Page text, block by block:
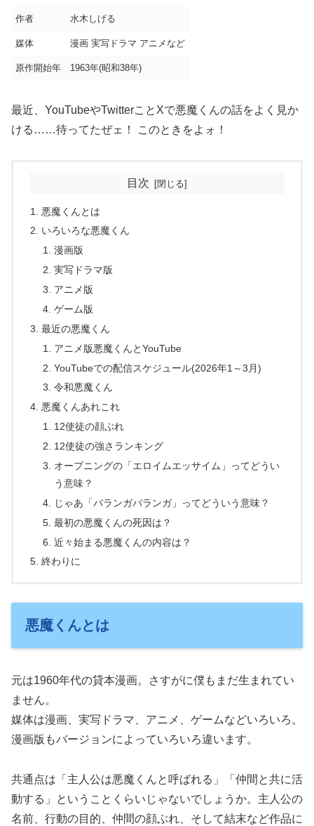
作者 水木しげる
媒体 漫画 実写ドラマ アニメなど
原作開始年 1963年(昭和38年)
最近、YouTubeやTwitterことXで悪魔くんの話をよく見か
ける……待ってたぜェ！ このときをよォ！
目次
悪魔くんとは
いろいろな悪魔くん
漫画版
実写ドラマ版
アニメ版
ゲーム版
最近の悪魔くん
アニメ版悪魔くんとYouTube
YouTubeでの配信スケジュール(2026年1～3月)
令和悪魔くん
悪魔くんあれこれ
12使徒の顔ぶれ
12使徒の強さランキング
オープニングの「エロイムエッサイム」ってどうい
う意味？
じゃあ「バランガバランガ」ってどういう意味？
最初の悪魔くんの死因は？
近々始まる悪魔くんの内容は？
終わりに
悪魔くんとは
元は1960年代の貸本漫画。さすがに僕もまだ生まれてい
ません。
媒体は漫画、実写ドラマ、アニメ、ゲームなどいろいろ。
漫画版もバージョンによっていろいろ違います。
共通点は「主人公は悪魔くんと呼ばれる」「仲間と共に活
動する」ということくらいじゃないでしょうか。主人公の
名前、行動の目的、仲間の顔ぶれ、そして結末など作品に